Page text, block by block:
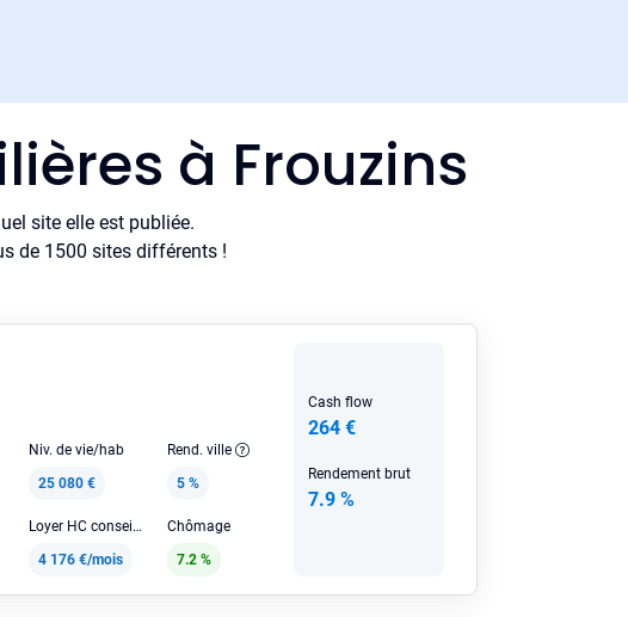
à Frouzins
site elle est publiée.
de 1500 sites différents !
Niv. de vie/hab
25 080 €
Rend. ville
5 %
Loyer HC conseillé
4 176 €/mois
Chômage
7.2 %
Cash flow
264 €
Rendement brut
7.9 %